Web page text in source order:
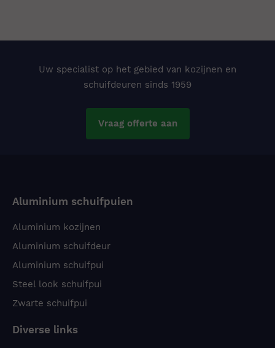
Uw specialist op het gebied van kozijnen en
schuifdeuren sinds 1959
Vraag offerte aan
Aluminium schuifpuien
Aluminium kozijnen
Aluminium schuifdeur
Aluminium schuifpui
Steel look schuifpui
Zwarte schuifpui
Diverse links